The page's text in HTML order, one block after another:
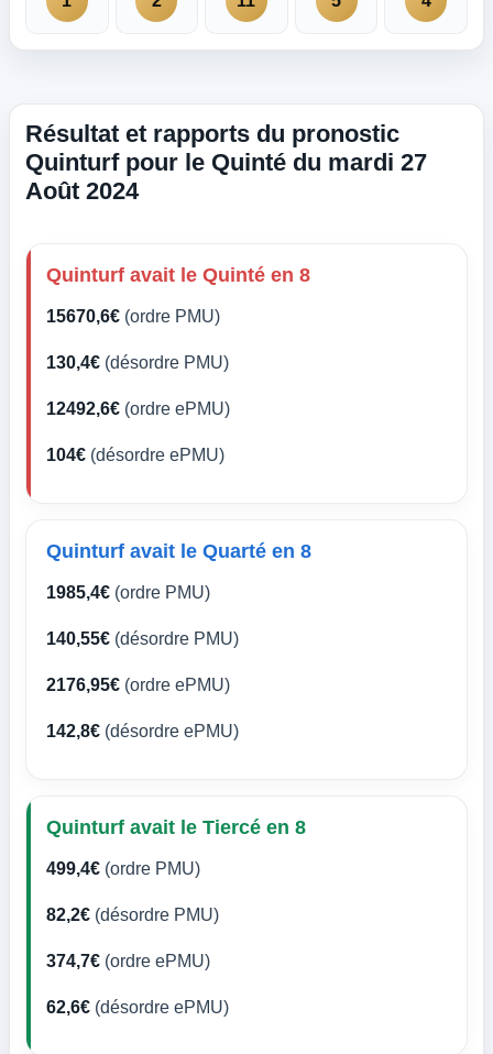
Résultat et rapports du pronostic
Quinturf pour le Quinté du mardi 27
Août 2024
Quinturf avait le Quinté en 8
15670,6€ (ordre PMU)
130,4€ (désordre PMU)
12492,6€ (ordre ePMU)
104€ (désordre ePMU)
Quinturf avait le Quarté en 8
1985,4€ (ordre PMU)
140,55€ (désordre PMU)
2176,95€ (ordre ePMU)
142,8€ (désordre ePMU)
Quinturf avait le Tiercé en 8
499,4€ (ordre PMU)
82,2€ (désordre PMU)
374,7€ (ordre ePMU)
62,6€ (désordre ePMU)